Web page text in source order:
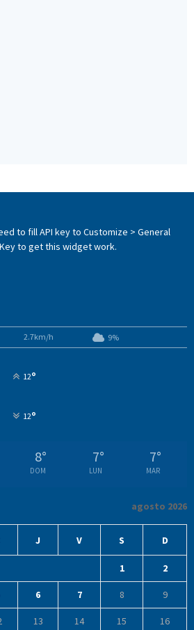
to fill API key to Customize > General
to get this widget work.
2.7km/h 9%
12°
12°
8°
DOM
7°
LUN
7°
MAR
agosto 2026
J V S D
1 2
6 7 8 9
13 14 15 16